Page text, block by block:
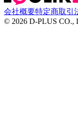
会社概要特定商取引
© 2026 D-PLUS CO.,